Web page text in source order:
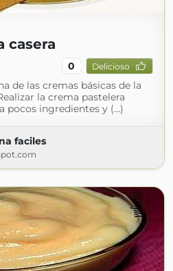
casera
0 Delicioso
de las cremas básicas de la
la crema pastelera
pocos ingredientes y (...)
faciles